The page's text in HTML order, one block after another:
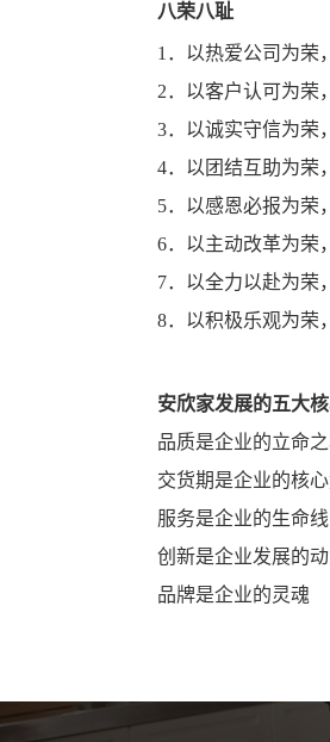
八荣八耻
1．以热爱公司为荣
2．以客户认可为荣
3．以诚实守信为荣
4．以团结互助为荣
5．以感恩必报为荣
6．以主动改革为荣
7．以全力以赴为荣
8．以积极乐观为荣
安欣家发展的五大核
品质是企业的立命
交货期是企业的核
服务是企业的生命线
创新是企业发展的
品牌是企业的灵魂